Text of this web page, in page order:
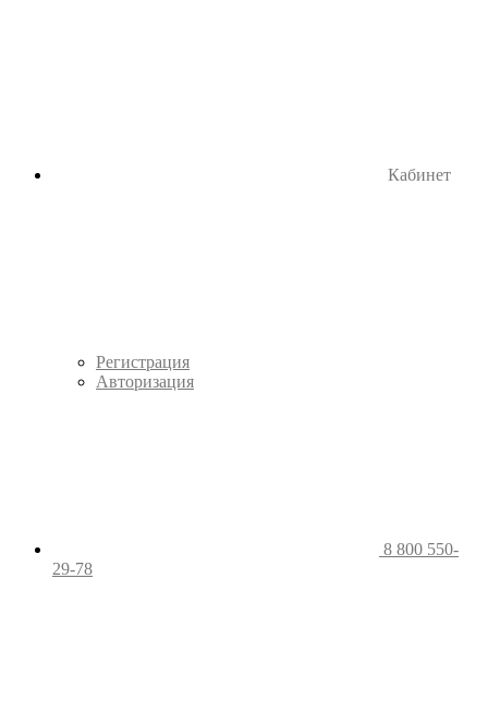
Кабинет
Регистрация
Авторизация
8 800 550-
29-78